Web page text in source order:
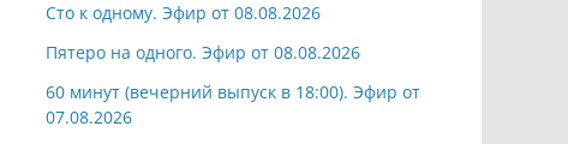
Сто к одному. Эфир от 08.08.2026
Пятеро на одного. Эфир от 08.08.2026
60 минут (вечерний выпуск в 18:00). Эфир от
07.08.2026